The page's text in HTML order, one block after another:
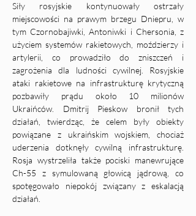
Siły rosyjskie kontynuowały ostrzały
miejscowości na prawym brzegu Dniepru, w
tym Czornobajiwki, Antoniwki i Chersonia, z
użyciem systemów rakietowych, moździerzy i
artylerii, co prowadziło do zniszczeń i
zagrożenia dla ludności cywilnej. Rosyjskie
ataki rakietowe na infrastrukturę krytyczną
pozbawiły prądu około 10 milionów
Ukraińców. Dmitrij Pieskow bronił tych
działań, twierdząc, że celem były obiekty
powiązane z ukraińskim wojskiem, chociaż
uderzenia dotknęły cywilną infrastrukturę.
Rosja wystrzeliła także pociski manewrujące
Ch-55 z symulowaną głowicą jądrową, co
spotęgowało niepokój związany z eskalacją
działań.